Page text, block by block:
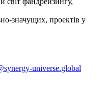
значущих, проектів у
universe.global